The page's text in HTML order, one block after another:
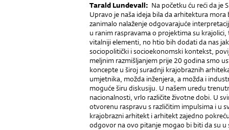
Tarald Lundevall: Na početku ću reći da je
Upravo je naša ideja bila da arhitektura
zanimalo nalaženje odgovarajuće
u ranim raspravama o projektima su
vitalniji elementi, no htio bih dodati da nas
sociopolitički i socioekonomski kontekst,
melj­nim razmišljanjem prije 20 godina smo
koncepte u široj suradnji krajobraznih
umjetnika, možda inženjera, a možda i
moguće širu diskusiju. U našem uredu
nacionalnosti, vrlo različite životne dobi. U
otvorenu raspravu s različitim impulsima i u
krajobrazni arhitekt i arhitekt zajedno
odgovor na ovo pitanje mogao bi biti da su